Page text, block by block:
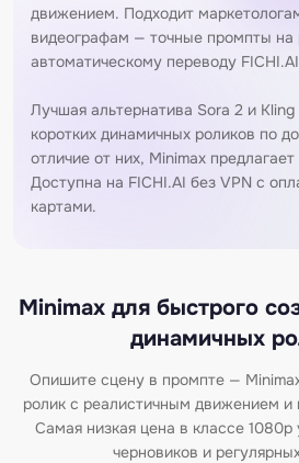
движением. Подходит
видеографам — точные промпты на
автоматическому переводу
Лучшая альтернатива Sora 2 и Kling
коротких динамичных роликов по
отличие от них, Minimax
Доступна на FICHI.AI без VPN с
картами.
Minimax для быстрого
динамичных
Опишите сцену в промпте —
ролик с реалистичным движением
Самая низкая цена в классе
черновиков и